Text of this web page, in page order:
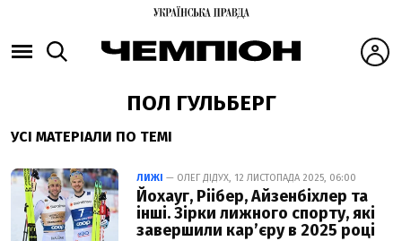
ПОЛ ГУЛЬБЕРГ
УСІ МАТЕРІАЛИ ПО ТЕМІ
ЛИЖІ — ОЛЕГ ДІДУХ, 12 ЛИСТОПАДА 2025, 06:00
Йохауг, Ріібер, Айзенбіхлер та
інші. Зірки лижного спорту, які
завершили кар’єру в 2025 році